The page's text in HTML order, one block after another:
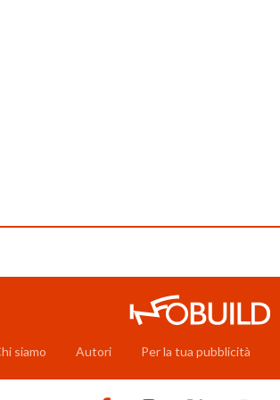
siamo Autori Per la tua pubblicità